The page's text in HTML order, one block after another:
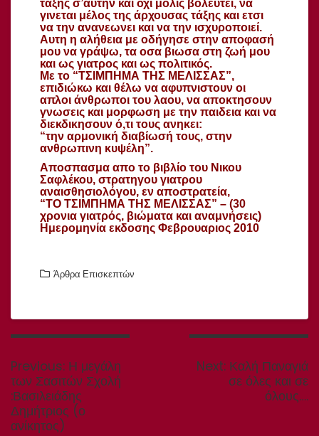
τάξης σ’αυτην και οχι μόλις βολευτεί, να
γινεται μέλος της άρχουσας τάξης και ετσι
να την ανανεωνει και να την ισχυροποιεί.
Αυτη η αλήθεια με οδήγησε στην αποφασή
μου να γράψω, τα οσα βιωσα στη ζωή μου
και ως γιατρος και ως πολιτικός.
Με το “ΤΣΙΜΠΗΜΑ ΤΗΣ ΜΕΛΙΣΣΑΣ”,
επιδιώκω και θέλω να αφυπνιστουν οι
απλοι άνθρωποι του λαου, να αποκτησουν
γνωσεις και μορφωση με την παιδεια και να
διεκδικησουν ό,τι τους ανηκει:
“την αρμονική διαβίωσή τους, στην
ανθρωπινη κυψέλη”.
Αποσπασμα απο το βιβλίο του Νικου
Σαφλέκου, στρατηγου γιατρου
αναισθησιολόγου, εν αποστρατεία,
“ΤΟ ΤΣΙΜΠΗΜΑ ΤΗΣ ΜΕΛΙΣΣΑΣ” – (30
χρονια γιατρός, βιώματα και αναμνήσεις)
Ημερομηνία εκδοσης Φεβρουαριος 2010
Άρθρα Επισκεπτών
Πλοήγηση
Previous: Previous
post:
Η μεγάλη
των Σασιτών Σχολή
:Βασιλειάδης
Δημήτριος (ο
ανίκητος)
Next: Next
post:
Καλή Παναγιά
σε όλες και σε
όλους….